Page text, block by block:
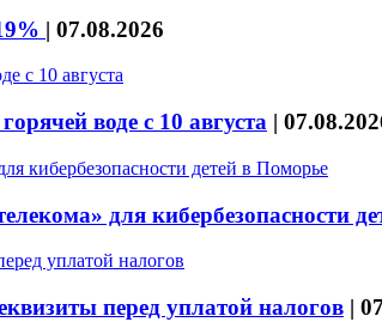
| 07.08.2026
воде с 10 августа |
для кибербезопасности
перед уплатой налогов |